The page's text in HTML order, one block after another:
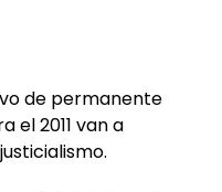
de permanente
el 2011 van a